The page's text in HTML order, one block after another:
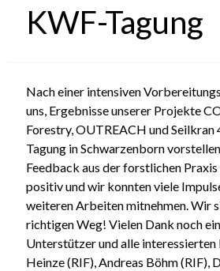
KWF-Tagung
Nach einer intensiven
uns, Ergebnisse unserer Projekte
Forestry, OUTREACH und Seilkran
Tagung in Schwarzenborn
Feedback aus der forstlichen
positiv und wir konnten viele
weiteren Arbeiten mitnehmen. Wir
richtigen Weg! Vielen Dank noch
Unterstützer und alle interessierten
Heinze (RIF), Andreas Böhm (RIF),